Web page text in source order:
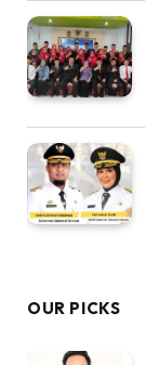
OUR PICKS